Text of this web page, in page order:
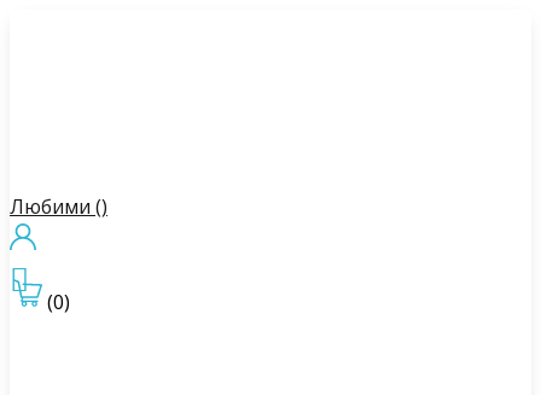
Любими ()
(0)
